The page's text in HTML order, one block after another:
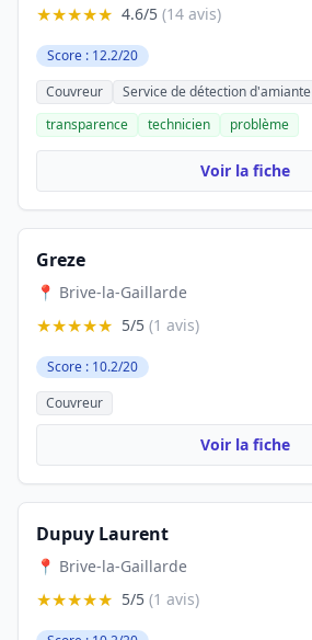
★★★★★ 4.6/5 (14 avis)
Score : 12.2/20
Couvreur
Service de détection d'amiante
transparence
technicien problème
Voir la fiche
Greze
📍 Brive-la-Gaillarde
★★★★★ 5/5 (1 avis)
Score : 10.2/20
Couvreur
Voir la fiche
Dupuy Laurent
📍 Brive-la-Gaillarde
★★★★★ 5/5 (1 avis)